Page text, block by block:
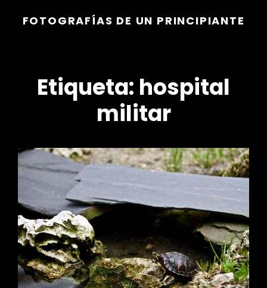
FOTOGRAFÍAS DE UN PRINCIPIANTE
Etiqueta: hospital
militar